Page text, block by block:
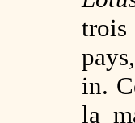
trois
in.
la